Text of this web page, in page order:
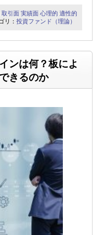
取引面 実績面 心理的 適性的
リ：投資ファンド（理論）
ンは何？板によ
きるのか